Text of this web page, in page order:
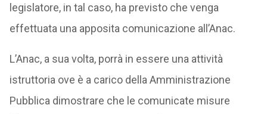
legislatore, in tal caso, ha previsto che venga
effettuata una apposita comunicazione all’Anac.
L’Anac, a sua volta, porrà in essere una attività
istruttoria ove è a carico della Amministrazione
Pubblica dimostrare che le comunicate misure